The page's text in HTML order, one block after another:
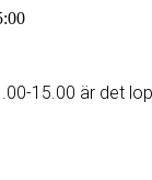
15.00 är det